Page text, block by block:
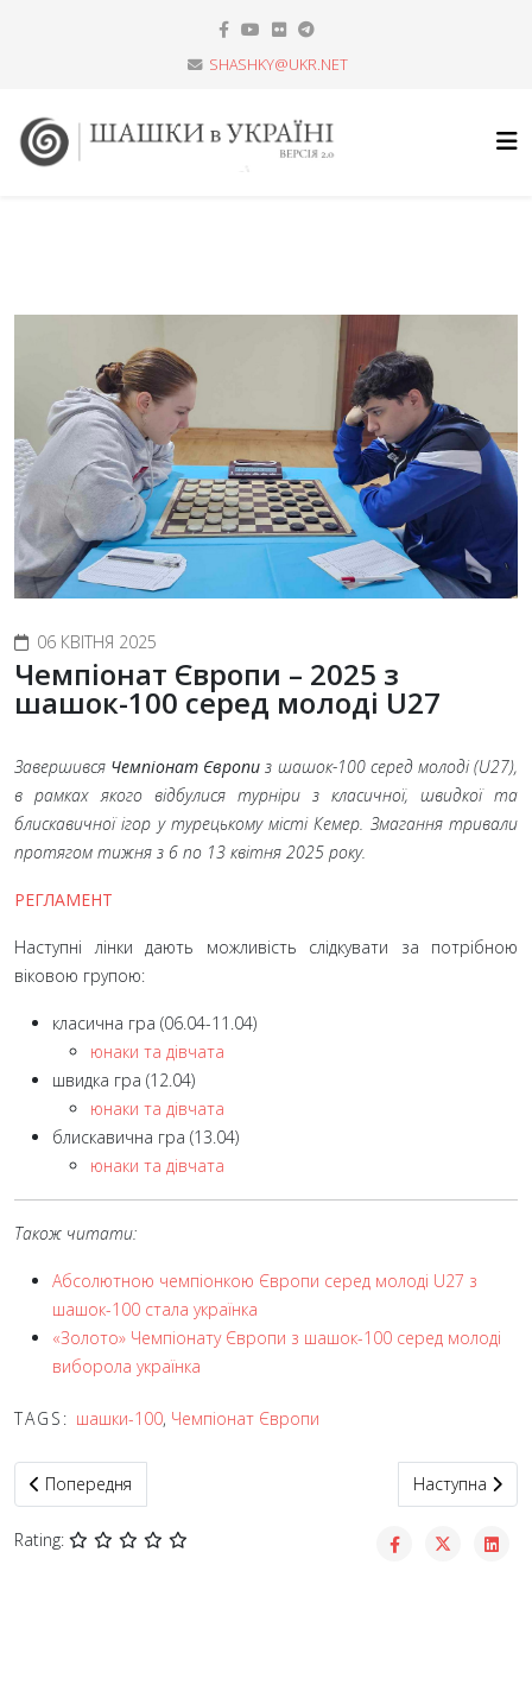
SHASHKY@UKR.NET
06 КВІТНЯ 2025
Чемпіонат Європи – 2025 з
шашок-100 серед молоді U27
Завершився Чемпіонат Європи з шашок-100 серед молоді (U27),
в рамках якого відбулися турніри з класичної, швидкої та
блискавичної ігор у турецькому місті Кемер. Змагання тривали
протягом тижня з 6 по 13 квітня 2025 року.
РЕГЛАМЕНТ
Наступні лінки дають можливість слідкувати за потрібною
віковою групою:
класична гра (06.04-11.04)
юнаки та дівчата
швидка гра (12.04)
юнаки та дівчата
блискавична гра (13.04)
юнаки та дівчата
Також читати:
Абсолютною чемпіонкою Європи серед молоді U27 з
шашок-100 стала українка
«Золото» Чемпіонату Європи з шашок-100 серед молоді
виборола українка
TAGS: шашки-100, Чемпіонат Європи
Попередня стаття: Чемпіонат Європи – 2025 з шашок-100
Попередня Наступна
Наступна
Rating: